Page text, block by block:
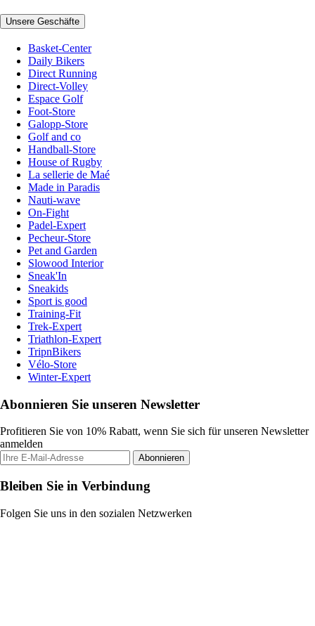
Unsere Geschäfte
Basket-Center
Daily Bikers
Direct Running
Direct-Volley
Espace Golf
Foot-Store
Galopp-Store
Golf and co
Handball-Store
House of Rugby
La sellerie de Maé
Made in Paradis
Nauti-wave
On-Fight
Padel-Expert
Pecheur-Store
Pet and Garden
Slowood Interior
Sneak'In
Sneakids
Sport is good
Training-Fit
Trek-Expert
Triathlon-Expert
TripnBikers
Vélo-Store
Winter-Expert
Abonnieren Sie unseren Newsletter
Profitieren Sie von 10% Rabatt, wenn Sie sich für unseren Newsletter
anmelden
Abonnieren
Bleiben Sie in Verbindung
Folgen Sie uns in den sozialen Netzwerken